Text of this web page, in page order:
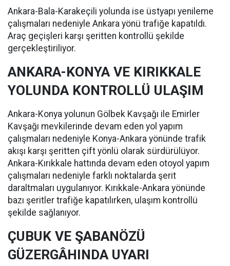
Ankara-Bala-Karakeçili yolunda ise üstyapı yenileme
çalışmaları nedeniyle Ankara yönü trafiğe kapatıldı.
Araç geçişleri karşı şeritten kontrollü şekilde
gerçekleştiriliyor.
ANKARA-KONYA VE KIRIKKALE
YOLUNDA KONTROLLÜ ULAŞIM
Ankara-Konya yolunun Gölbek Kavşağı ile Emirler
Kavşağı mevkilerinde devam eden yol yapım
çalışmaları nedeniyle Konya-Ankara yönünde trafik
akışı karşı şeritten çift yönlü olarak sürdürülüyor.
Ankara-Kırıkkale hattında devam eden otoyol yapım
çalışmaları nedeniyle farklı noktalarda şerit
daraltmaları uygulanıyor. Kırıkkale-Ankara yönünde
bazı şeritler trafiğe kapatılırken, ulaşım kontrollü
şekilde sağlanıyor.
ÇUBUK VE ŞABANÖZÜ
GÜZERGÂHINDA UYARI